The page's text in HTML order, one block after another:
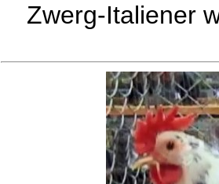
Zwerg-Italiener